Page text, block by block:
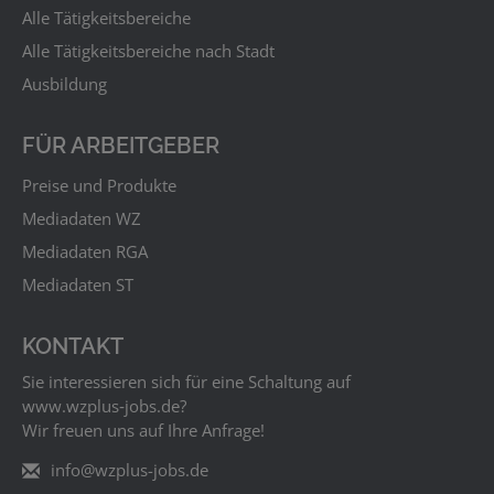
Alle Tätigkeitsbereiche
Alle Tätigkeitsbereiche nach Stadt
Ausbildung
FÜR ARBEITGEBER
Preise und Produkte
Mediadaten WZ
Mediadaten RGA
Mediadaten ST
KONTAKT
Sie interessieren sich für eine Schaltung auf
www.wzplus‑jobs.de?
Wir freuen uns auf Ihre Anfrage!
info@wzplus-jobs.de